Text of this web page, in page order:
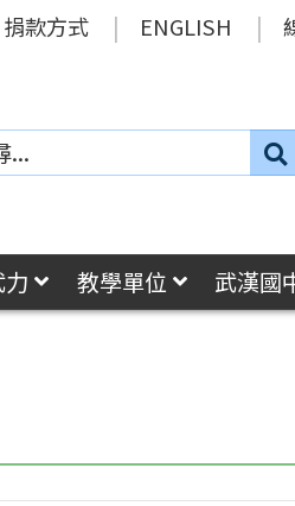
捐款方式 ENGLISH
教學單位 武漢國